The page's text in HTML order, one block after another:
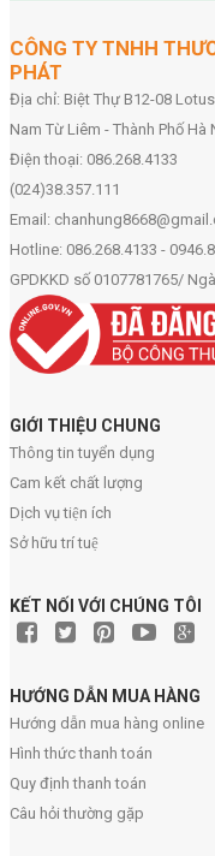
CÔNG TY TNHH
PHÁT
Địa chỉ: Biệt Thự B12-08
Nam Từ Liêm - Thành Phố Hà
Điện thoại: 086.268.4133
(024)38.357.111
Email:
Hotline: 086.268.4133 -
GPDKKD số 0107781765/
GIỚI THIỆU CHUNG
Thông tin tuyển dụng
Cam kết chất lượng
Dịch vụ tiện ích
Sở hữu trí tuệ
KẾT NỐI VỚI CHÚNG TÔI
HƯỚNG DẪN MUA HÀNG
Hướng dẫn mua hàng online
Hình thức thanh toán
Quy định thanh toán
Câu hỏi thường gặp